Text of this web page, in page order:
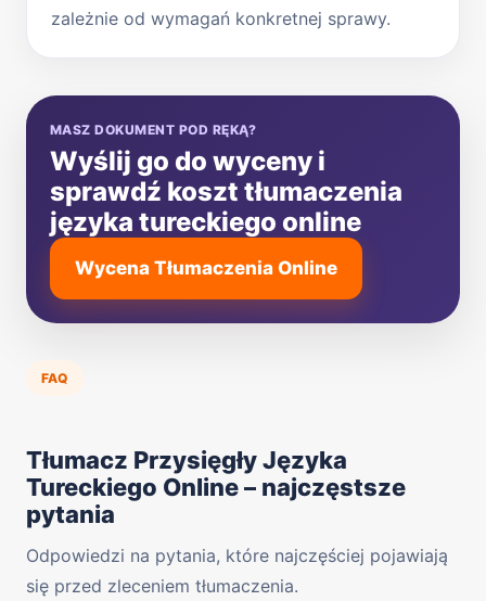
zależnie od wymagań konkretnej sprawy.
MASZ DOKUMENT POD RĘKĄ?
Wyślij go do wyceny i
sprawdź koszt tłumaczenia
języka tureckiego online
Wycena Tłumaczenia Online
FAQ
Tłumacz Przysięgły Języka
Tureckiego Online – najczęstsze
pytania
Odpowiedzi na pytania, które najczęściej pojawiają
się przed zleceniem tłumaczenia.